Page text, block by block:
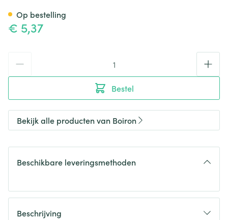
€ 5,37
Bestel
Op bestelling
Bekijk alle producten van Boiron
Beschikbare leveringsmethoden
Beschrijving